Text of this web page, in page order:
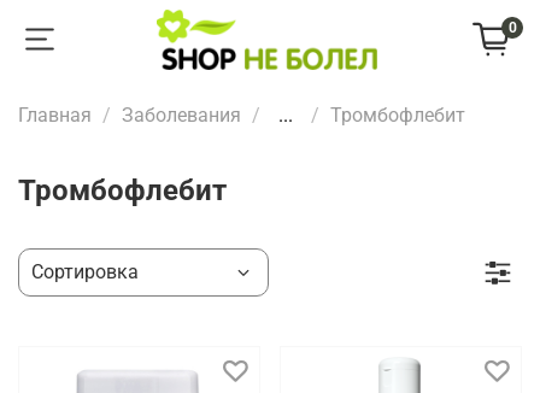
0
Главная Заболевания ... Тромбофлебит
Тромбофлебит